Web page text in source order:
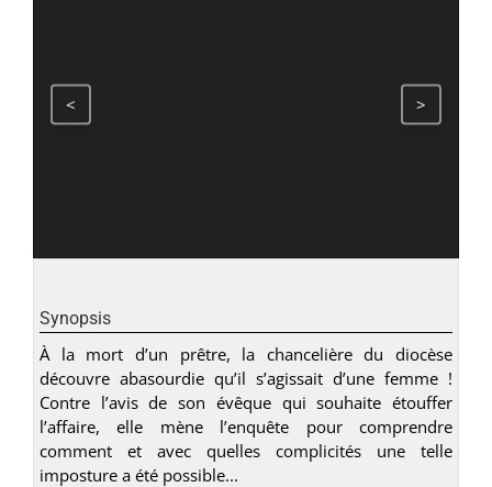
< >
Synopsis
À la mort d’un prêtre, la chancelière du diocèse
découvre abasourdie qu’il s’agissait d’une femme !
Contre l’avis de son évêque qui souhaite étouffer
l’affaire, elle mène l’enquête pour comprendre
comment et avec quelles complicités une telle
imposture a été possible...